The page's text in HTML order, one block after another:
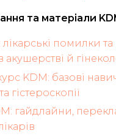
та матеріали
лікарські помилки
й
KDM: базові
гістероскопії
гайдлайни,